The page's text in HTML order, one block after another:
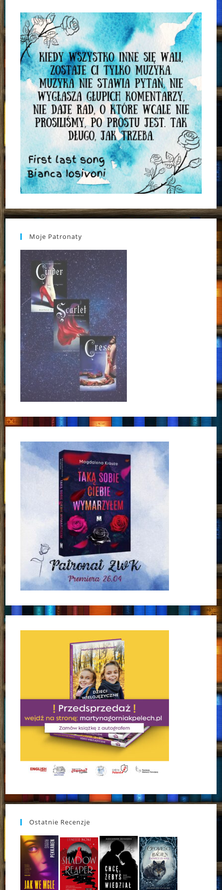
Moje Patronaty
Ostatnie Recenzje